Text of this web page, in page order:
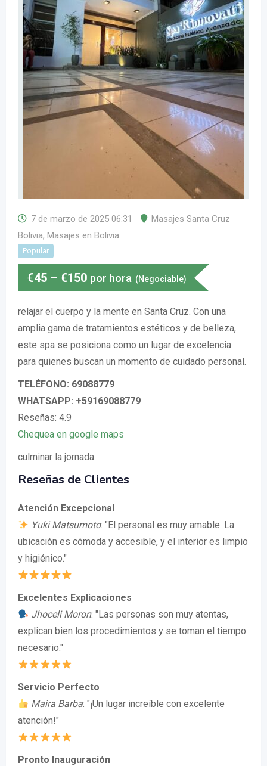
7 de marzo de 2025 06:31
Masajes Santa Cruz
Bolivia, Masajes en Bolivia
Popular
€45 – €150 por hora (Negociable)
relajar el cuerpo y la mente en Santa Cruz. Con una
amplia gama de tratamientos estéticos y de belleza,
este spa se posiciona como un lugar de excelencia
para quienes buscan un momento de cuidado personal.
TELÉFONO: 69088779
WHATSAPP: +59169088779
Reseñas: 4.9
Chequea en google maps
culminar la jornada.
Reseñas de Clientes
Atención Excepcional
Yuki Matsumoto: "El personal es muy amable. La
ubicación es cómoda y accesible, y el interior es limpio
y higiénico."
Excelentes Explicaciones
Jhoceli Moron: "Las personas son muy atentas,
explican bien los procedimientos y se toman el tiempo
necesario."
Servicio Perfecto
Maira Barba: "¡Un lugar increíble con excelente
atención!"
Pronto Inauguración